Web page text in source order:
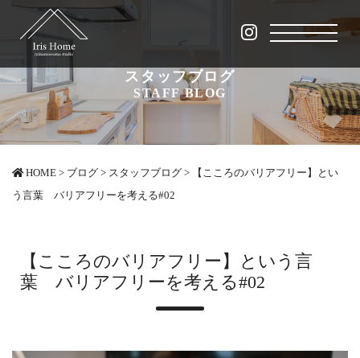
スタッフブログ
STAFF BLOG
HOME > ブログ > スタッフブログ >
【こころのバリアフリー】とい
う言葉 バリアフリーを考える#02
【こころのバリアフリー】という言
葉 バリアフリーを考える#02